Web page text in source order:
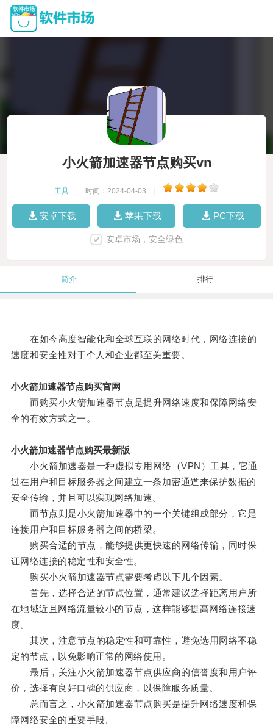
小火箭加速器节点购买vn
工具 时间：2024-04-03
安卓下载 苹果下载 PC下载
安卓市场，安全绿色
简介 排行
在如今高度智能化和全球互联的网络时代，网络连接的
速度和安全性对于个人和企业都至关重要。
小火箭加速器节点购买官网
而购买小火箭加速器节点是提升网络速度和保障网络安
全的有效方式之一。
小火箭加速器节点购买最新版
小火箭加速器是一种虚拟专用网络（VPN）工具，它通
过在用户和目标服务器之间建立一条加密通道来保护数据的
安全传输，并且可以实现网络加速。
而节点则是小火箭加速器中的一个关键组成部分，它是
连接用户和目标服务器之间的桥梁。
购买合适的节点，能够提供更快速的网络传输，同时保
证网络连接的稳定性和安全性。
购买小火箭加速器节点需要考虑以下几个因素。
首先，选择合适的节点位置，通常建议选择距离用户所
在地域近且网络流量较小的节点，这样能够提高网络连接速
度。
其次，注意节点的稳定性和可靠性，避免选用网络不稳
定的节点，以免影响正常的网络使用。
最后，关注小火箭加速器节点供应商的信誉度和用户评
价，选择有良好口碑的供应商，以保障服务质量。
总而言之，小火箭加速器节点购买是提升网络速度和保
障网络安全的重要手段。